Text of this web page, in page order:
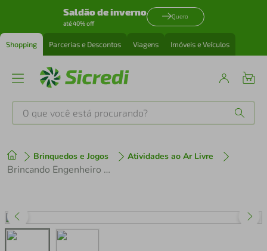
Saldão de inverno
até 40% off
Quero
Shopping Parcerias e Descontos Viagens Imóveis e Veículos
O que você está procurando?
Brinquedos e Jogos Atividades ao Ar Livre
Brincando Engenheiro 5279.8 120PC - Xalingo
1º tenis
perfume